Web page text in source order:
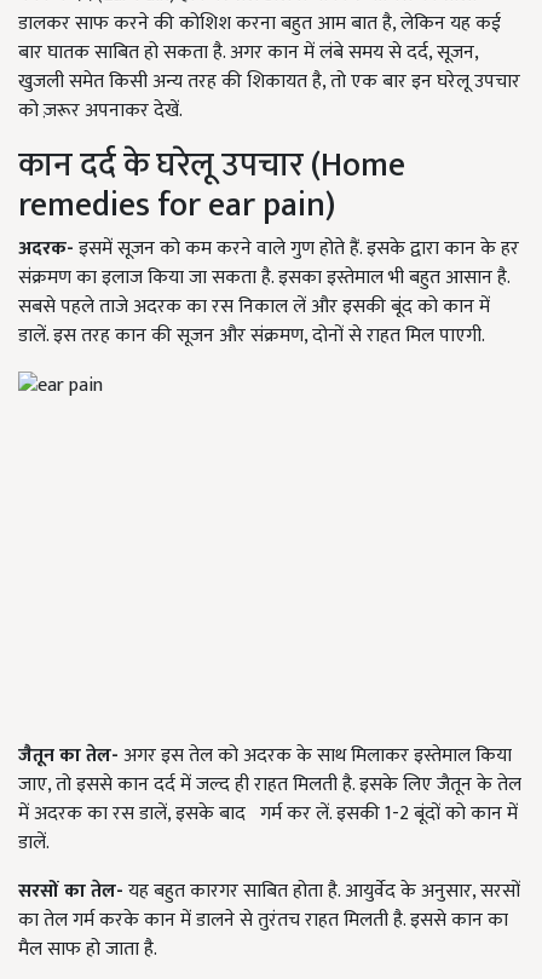
डालकर साफ करने की कोशिश करना बहुत आम बात है, लेकिन यह कई
बार घातक साबित हो सकता है. अगर कान में लंबे समय से दर्द, सूजन,
खुजली समेत किसी अन्य तरह की शिकायत है, तो एक बार इन घरेलू उपचार
को ज़रूर अपनाकर देखें.
कान दर्द के घरेलू उपचार (Home
remedies for ear pain)
अदरक-इसमें सूजन को कम करने वाले गुण होते हैं. इसके द्वारा कान के हर
संक्रमण का इलाज किया जा सकता है. इसका इस्तेमाल भी बहुत आसान है.
सबसे पहले ताजे अदरक का रस निकाल लें और इसकी बूंद को कान में
डालें. इस तरह कान की सूजन और संक्रमण, दोनों से राहत मिल पाएगी.
जैतून का तेल-अगर इस तेल को अदरक के साथ मिलाकर इस्तेमाल किया
जाए, तो इससे कान दर्द में जल्द ही राहत मिलती है. इसके लिए जैतून के तेल
में अदरक का रस डालें, इसके बाद गर्म कर लें. इसकी 1-2 बूंदों को कान में
डालें.
सरसों का तेल-यह बहुत कारगर साबित होता है. आयुर्वेद के अनुसार, सरसों
का तेल गर्म करके कान में डालने से तुरंतच राहत मिलती है. इससे कान का
मैल साफ हो जाता है.